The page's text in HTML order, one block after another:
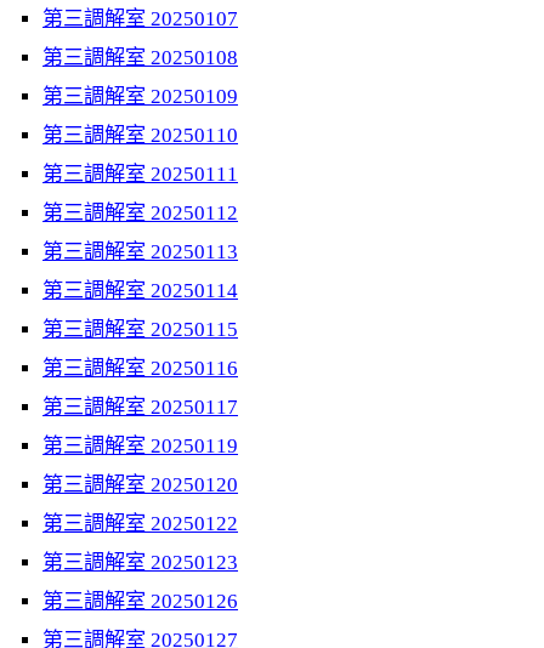
第三調解室 20250107
第三調解室 20250108
第三調解室 20250109
第三調解室 20250110
第三調解室 20250111
第三調解室 20250112
第三調解室 20250113
第三調解室 20250114
第三調解室 20250115
第三調解室 20250116
第三調解室 20250117
第三調解室 20250119
第三調解室 20250120
第三調解室 20250122
第三調解室 20250123
第三調解室 20250126
第三調解室 20250127